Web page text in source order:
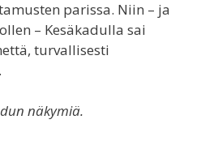
parissa. Niin – ja
– Kesäkadulla sai
turvallisesti
näkymiä.